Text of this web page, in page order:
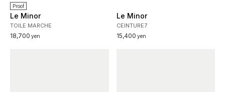
Proof
Le Minor
TOILE MARCHE
18,700 yen
Le Minor
CEINTURE7
15,400 yen